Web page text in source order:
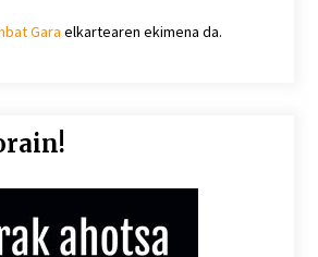
Gara elkartearen ekimena da.